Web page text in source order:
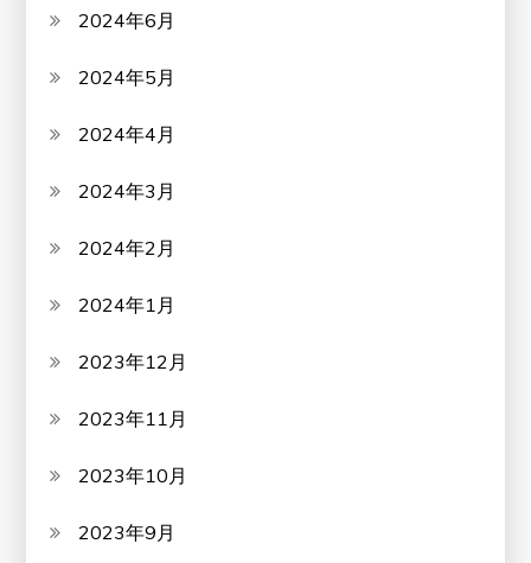
2024年6月
2024年5月
2024年4月
2024年3月
2024年2月
2024年1月
2023年12月
2023年11月
2023年10月
2023年9月